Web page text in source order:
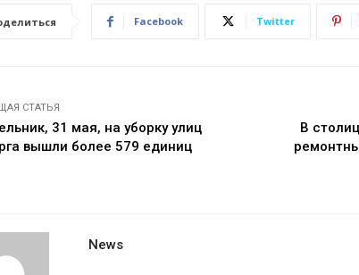
Facebook Twitter
СТАТЬЯ
31 мая, на уборку улиц
вышли более 579 единиц
В
News